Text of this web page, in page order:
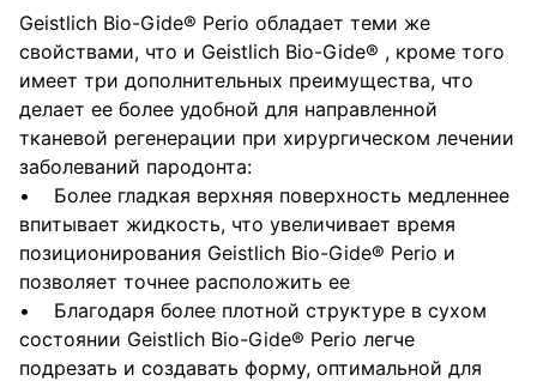
Geistlich Bio-Gide® Perio обладает теми же
свойствами, что и Geistlich Bio-Gide® , кроме того
имеет три дополнительных преимущества, что
делает ее более удобной для направленной
тканевой регенерации при хирургическом лечении
заболеваний пародонта:
• Более гладкая верхняя поверхность медленнее
впитывает жидкость, что увеличивает время
позиционирования Geistlich Bio-Gide® Perio и
позволяет точнее расположить ее
• Благодаря более плотной структуре в сухом
состоянии Geistlich Bio-Gide® Perio легче
подрезать и создавать форму, оптимальной для